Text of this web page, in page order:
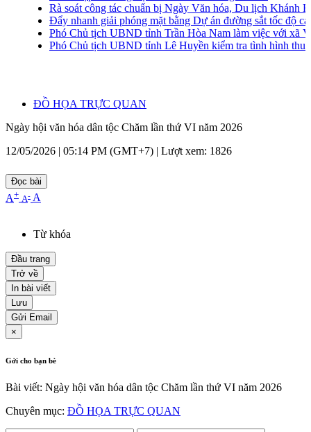
Rà soát công tác chuẩn bị Ngày Văn hóa, Du lịch Khánh
Đẩy nhanh giải phóng mặt bằng Dự án đường sắt tốc độ
Phó Chủ tịch UBND tỉnh Trần Hòa Nam làm việc với xã
Phó Chủ tịch UBND tỉnh Lê Huyền kiểm tra tình hình thu
ĐỒ HỌA TRỰC QUAN
Ngày hội văn hóa dân tộc Chăm lần thứ VI năm 2026
12/05/2026 | 05:14 PM (GMT+7) | Lượt xem: 1826
Đọc bài
A+ A- A
Từ khóa
Đầu trang
Trở về
In bài viết
Lưu
Gửi Email
×
Gởi cho bạn bè
Bài viết: Ngày hội văn hóa dân tộc Chăm lần thứ VI năm 2026
Chuyên mục: ĐỒ HỌA TRỰC QUAN